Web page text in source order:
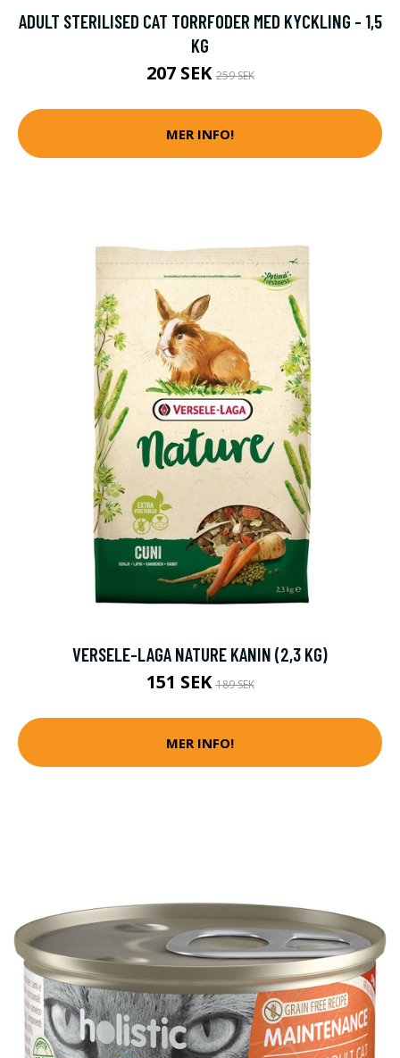
ADULT STERILISED CAT TORRFODER MED KYCKLING - 1,5
KG
207 SEK259 SEK
MER INFO!
VERSELE-LAGA NATURE KANIN (2,3 KG)
151 SEK189 SEK
MER INFO!